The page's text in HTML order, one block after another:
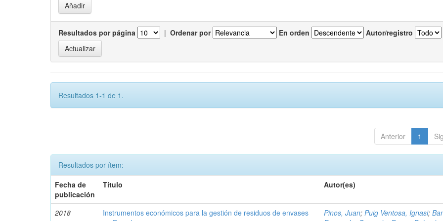
Resultados por página | Ordenar por En orden Autor/registro
Resultados 1-1 de 1.
Anterior 1
Resultados por ítem:
Fecha de
publicación
Título Autor(es)
2018
Instrumentos económicos para la gestión de residuos de envases
Pinos, Juan;Puig Ventosa, Ignasi;